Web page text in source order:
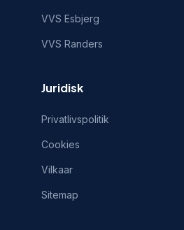
VVS Esbjerg
VVS Randers
Juridisk
Privatlivspolitik
Cookies
Vilkaar
Sitemap